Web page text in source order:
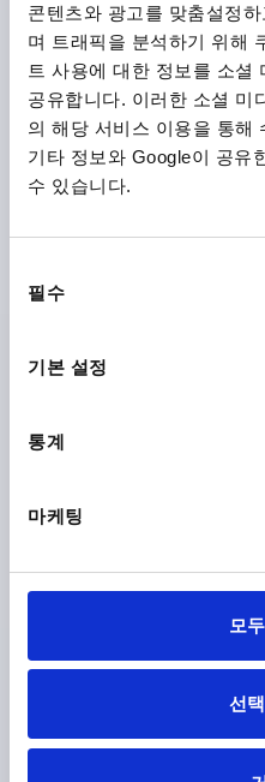
콘텐츠와 광고를 맞춤설정
며 트래픽을 분석하기 위해
트 사용에 대한 정보를 소셜
공유합니다. 이러한 소셜 미
의 해당 서비스 이용을 통해
기타 정보와 Google이 공유
수 있습니다.
필수
기본 설정
통계
마케팅
모
선
2) Battery compartment
POSITION INDICATOR
PLASTIC
DESIGNATION=POSITION
Order number:K1905.01
plus sales tax
Discover our